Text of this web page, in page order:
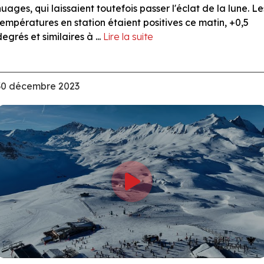
qui laissaient toutefois passer l'éclat de la lune.
en station étaient positives ce matin, +0,5
et similaires à ... Lire la suite
décembre 2023